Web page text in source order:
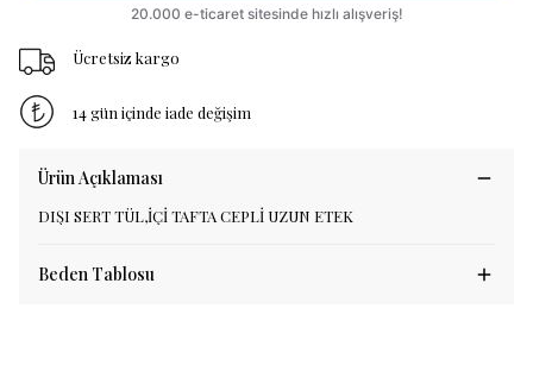
Ücretsiz kargo
14 gün içinde iade değişim
Ürün Açıklaması
DIŞI SERT TÜL,İÇİ TAFTA CEPLİ UZUN ETEK
Beden Tablosu